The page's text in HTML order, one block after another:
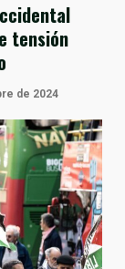
tensión
de 2024